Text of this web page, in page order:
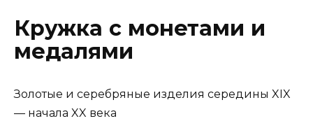
Кружка с монетами и
медалями
Золотые и серебряные изделия середины XIX
— начала XX века